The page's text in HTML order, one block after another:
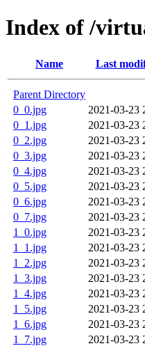
Index of /
Name Last
Parent Directory
0_0.jpg
2021-03-23
0_1.jpg
2021-03-23
0_2.jpg
2021-03-23
0_3.jpg
2021-03-23
0_4.jpg
2021-03-23
0_5.jpg
2021-03-23
0_6.jpg
2021-03-23
0_7.jpg
2021-03-23
1_0.jpg
2021-03-23
1_1.jpg
2021-03-23
1_2.jpg
2021-03-23
1_3.jpg
2021-03-23
1_4.jpg
2021-03-23
1_5.jpg
2021-03-23
1_6.jpg
2021-03-23
1_7.jpg
2021-03-23